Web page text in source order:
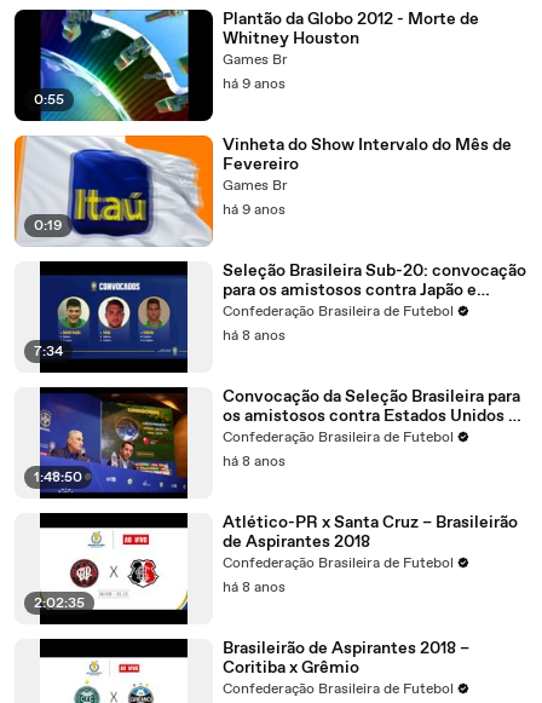
0:55
Plantão da Globo 2012 - Morte de
Whitney Houston
Games Br
há 9 anos
0:19
Vinheta do Show Intervalo do Mês de
Fevereiro
Games Br
há 9 anos
7:34
Seleção Brasileira Sub-20: convocação
para os amistosos contra Japão e
México
Confederação Brasileira de Futebol
há 8 anos
1:48:50
Convocação da Seleção Brasileira para
os amistosos contra Estados Unidos e
El Salvador
Confederação Brasileira de Futebol
há 8 anos
2:02:35
Atlético-PR x Santa Cruz – Brasileirão
de Aspirantes 2018
Confederação Brasileira de Futebol
há 8 anos
Brasileirão de Aspirantes 2018 –
Coritiba x Grêmio
Confederação Brasileira de Futebol